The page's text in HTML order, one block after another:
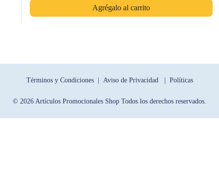
Agrégalo al carrito
Términos y Condiciones | Aviso de Privacidad | Políticas
© 2026 Artículos Promocionales Shop Todos los derechos reservados.